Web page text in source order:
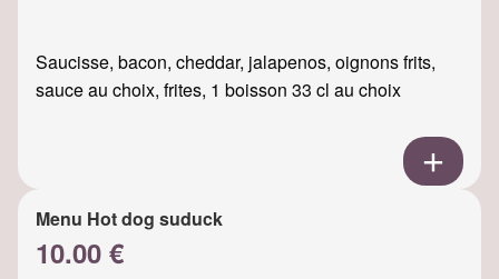
Saucisse, bacon, cheddar, jalapenos, oignons frits,
sauce au choix, frites, 1 boisson 33 cl au choix
Menu Hot dog suduck
10.00 €